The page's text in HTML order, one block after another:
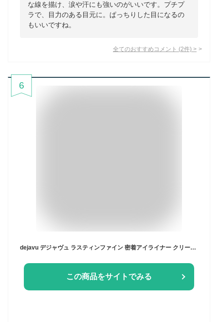
な線を描け、涙や汗にも強いのがいいです。プチプ
ラで、目力のある目元に。ぱっちりした目になるの
もいいですね。
全てのおすすめコメント (2件) >
6
dejavu デジャヴュ ラスティンファイン 密着アイライナー クリームペンシル 4 モーヴブラウン ペンシルアイライナー 楕円芯
この商品をサイトでみる